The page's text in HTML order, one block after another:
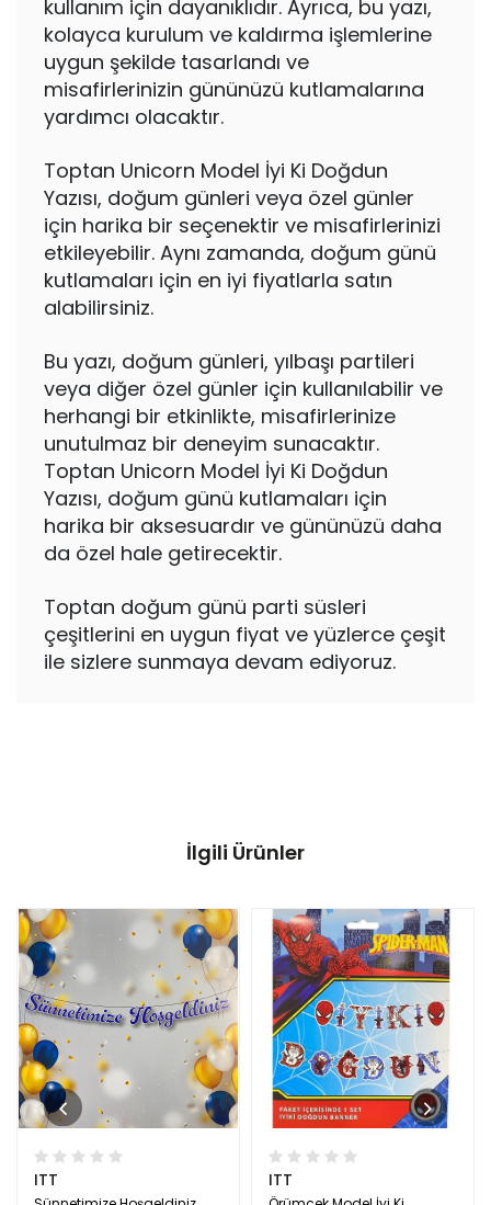
kullanım için dayanıklıdır. Ayrıca, bu yazı,
kolayca kurulum ve kaldırma işlemlerine
uygun şekilde tasarlandı ve
misafirlerinizin gününüzü kutlamalarına
yardımcı olacaktır.
Toptan Unicorn Model İyi Ki Doğdun
Yazısı, doğum günleri veya özel günler
için harika bir seçenektir ve misafirlerinizi
etkileyebilir. Aynı zamanda, doğum günü
kutlamaları için en iyi fiyatlarla satın
alabilirsiniz.
Bu yazı, doğum günleri, yılbaşı partileri
veya diğer özel günler için kullanılabilir ve
herhangi bir etkinlikte, misafirlerinize
unutulmaz bir deneyim sunacaktır.
Toptan Unicorn Model İyi Ki Doğdun
Yazısı, doğum günü kutlamaları için
harika bir aksesuardır ve gününüzü daha
da özel hale getirecektir.
Toptan doğum günü parti süsleri
çeşitlerini en uygun fiyat ve yüzlerce çeşit
ile sizlere sunmaya devam ediyoruz.
İlgili Ürünler
ITT ITT